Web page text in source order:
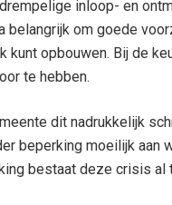
inloop- en
om goede
kunt opbouwen. Bij de
te hebben.
dit nadrukkelijk
beperking moeilijk aan
bestaat deze crisis